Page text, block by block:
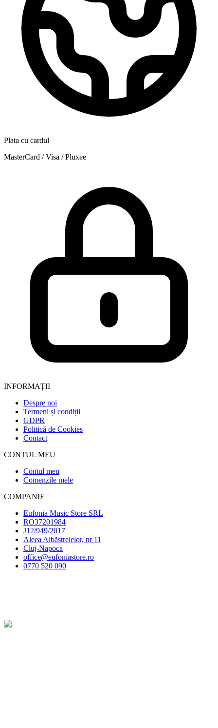
Plata cu cardul
MasterCard / Visa / Pluxee
INFORMAȚII
Despre noi
Termeni și condiții
GDPR
Politică de Cookies
Contact
CONTUL MEU
Contul meu
Comenzile mele
COMPANIE
Eufonia Music Store SRL
RO37201984
J12/949/2017
Aleea Albăstrelelor, nr 11
Cluj-Napoca
office@eufoniastore.ro
0770 520 090